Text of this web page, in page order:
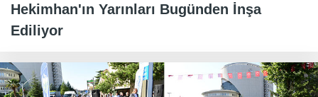
Hekimhan'ın Yarınları Bugünden İnşa
Ediliyor